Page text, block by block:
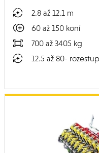
2.8 až 12.1 m
60 až 150 koní
700 až 3405 kg
12.5 až 80-